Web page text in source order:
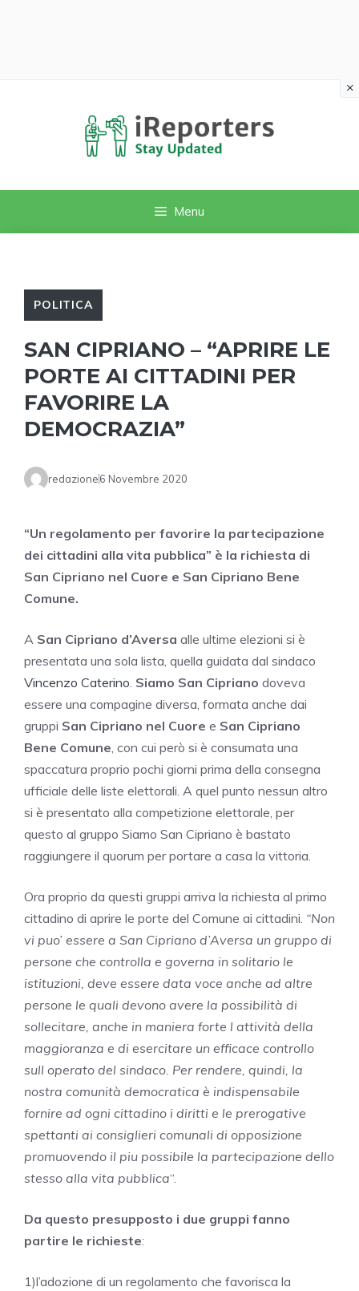
Menu
POLITICA
SAN CIPRIANO – “APRIRE LE
PORTE AI CITTADINI PER
FAVORIRE LA
DEMOCRAZIA”
redazione6 Novembre 2020
“Un regolamento per favorire la partecipazione
dei cittadini alla vita pubblica” è la richiesta di
San Cipriano nel Cuore e San Cipriano Bene
Comune.
A San Cipriano d’Aversa alle ultime elezioni si è
presentata una sola lista, quella guidata dal sindaco
Vincenzo Caterino. Siamo San Cipriano doveva
essere una compagine diversa, formata anche dai
gruppi San Cipriano nel Cuore e San Cipriano
Bene Comune, con cui però si è consumata una
spaccatura proprio pochi giorni prima della consegna
ufficiale delle liste elettorali. A quel punto nessun altro
si è presentato alla competizione elettorale, per
questo al gruppo Siamo San Cipriano è bastato
raggiungere il quorum per portare a casa la vittoria.
Ora proprio da questi gruppi arriva la richiesta al primo
cittadino di aprire le porte del Comune ai cittadini. “Non
vi puo’ essere a San Cipriano d’Aversa un gruppo di
persone che controlla e governa in solitario le
istituzioni, deve essere data voce anche ad altre
persone le quali devono avere la possibilità di
sollecitare, anche in maniera forte l attività della
maggioranza e di esercitare un efficace controllo
sull operato del sindaco. Per rendere, quindi, la
nostra comunità democratica è indispensabile
fornire ad ogni cittadino i diritti e le prerogative
spettanti ai consiglieri comunali di opposizione
promuovendo il piu possibile la partecipazione dello
stesso alla vita pubblica“.
Da questo presupposto i due gruppi fanno
partire le richieste:
1)l’adozione di un regolamento che favorisca la
×